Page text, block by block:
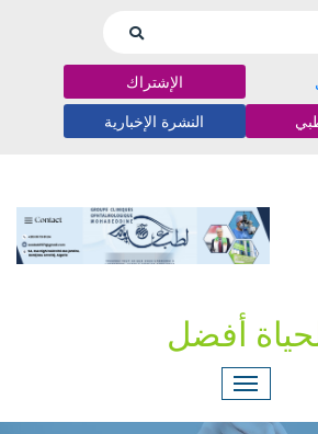
الإشتراك
النشرة الإخبارية
أفضل